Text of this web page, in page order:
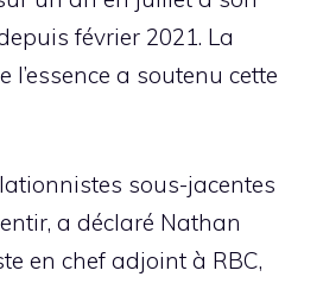
février 2021. La
l’essence a soutenu cette
sous-jacentes
a déclaré Nathan
en chef adjoint à RBC,